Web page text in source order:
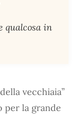
qualcosa in
vecchiaia”
per la grande